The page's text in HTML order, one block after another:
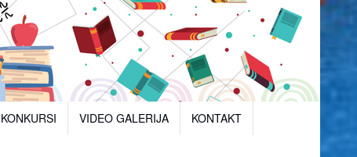
KONKURSI VIDEO GALERIJA KONTAKT